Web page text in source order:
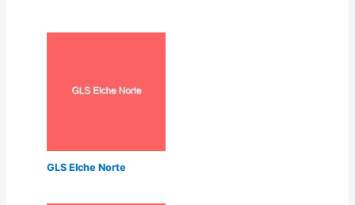
GLS Elche Norte